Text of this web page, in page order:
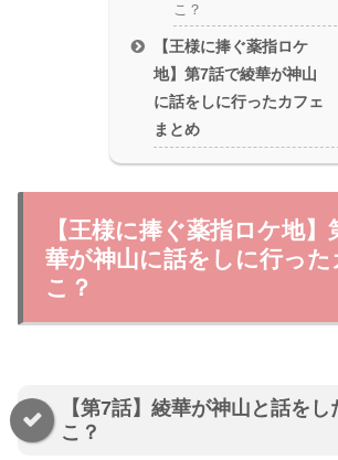
こ？
【王様に捧ぐ薬指ロケ
地】第7話で綾華が神山
に話をしに行ったカフェ
まとめ
【王様に捧ぐ薬指ロケ地】
華が神山に話をしに行っ
こ？
【第7話】綾華が神山と話を
こ？